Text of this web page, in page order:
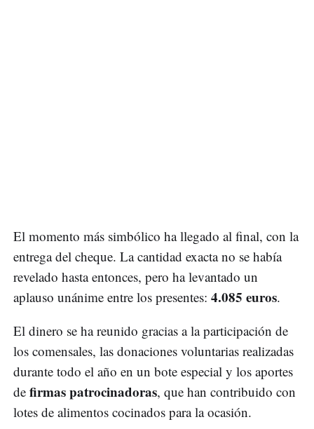
El momento más simbólico ha llegado al final, con la
entrega del cheque. La cantidad exacta no se había
revelado hasta entonces, pero ha levantado un
aplauso unánime entre los presentes: 4.085 euros.
El dinero se ha reunido gracias a la participación de
los comensales, las donaciones voluntarias realizadas
durante todo el año en un bote especial y los aportes
de firmas patrocinadoras, que han contribuido con
lotes de alimentos cocinados para la ocasión.